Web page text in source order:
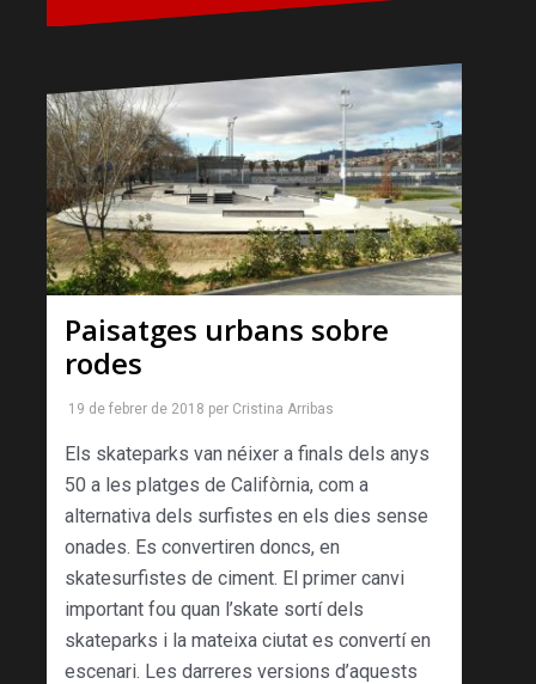
Paisatges urbans sobre
rodes
19 de febrer de 2018 per Cristina Arribas
Els skateparks van néixer a finals dels anys
50 a les platges de Califòrnia, com a
alternativa dels surfistes en els dies sense
onades. Es convertiren doncs, en
skatesurfistes de ciment. El primer canvi
important fou quan l’skate sortí dels
skateparks i la mateixa ciutat es convertí en
escenari. Les darreres versions d’aquests